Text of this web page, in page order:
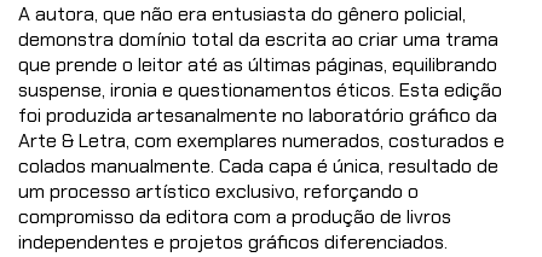
A autora, que não era entusiasta do gênero policial,
demonstra domínio total da escrita ao criar uma trama
que prende o leitor até as últimas páginas, equilibrando
suspense, ironia e questionamentos éticos. Esta edição
foi produzida artesanalmente no laboratório gráfico da
Arte & Letra, com exemplares numerados, costurados e
colados manualmente. Cada capa é única, resultado de
um processo artístico exclusivo, reforçando o
compromisso da editora com a produção de livros
independentes e projetos gráficos diferenciados.